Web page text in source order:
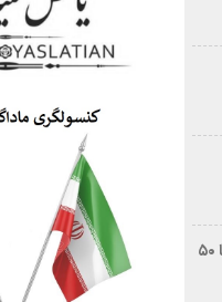
غربالگری سرطان روده بزرگ مرگ‌ومیر را تا ۵۰